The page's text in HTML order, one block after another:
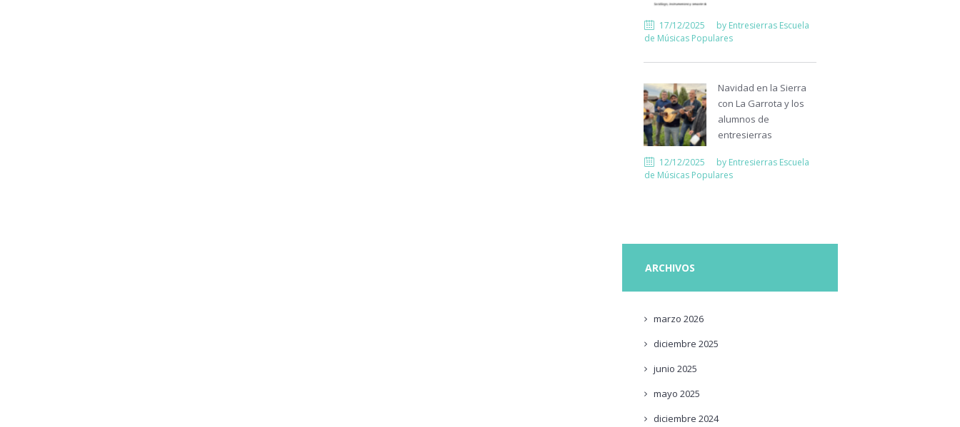
17/12/2025 by Entresierras Escuela
de Músicas Populares
Navidad en la Sierra
con La Garrota y los
alumnos de
entresierras
12/12/2025 by Entresierras Escuela
de Músicas Populares
ARCHIVOS
marzo 2026
diciembre 2025
junio 2025
mayo 2025
diciembre 2024